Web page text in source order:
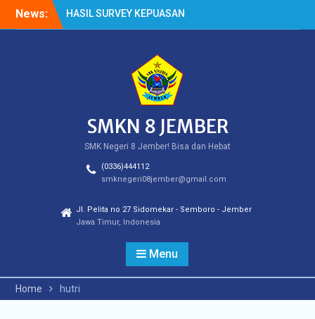
News:
HASIL SURVEY KEPUASAN
PELANGGAN
Cek Kesehatan Gratis
SMKN 8 JEMBER
SMK Negeri 8 Jember! Bisa dan Hebat
(0336)444112
smknegeri08jember@gmail.com
Jl. Pelita no 27 Sidomekar - Semboro - Jember
Jawa Timur, Indonesia
Menu
Home hutri